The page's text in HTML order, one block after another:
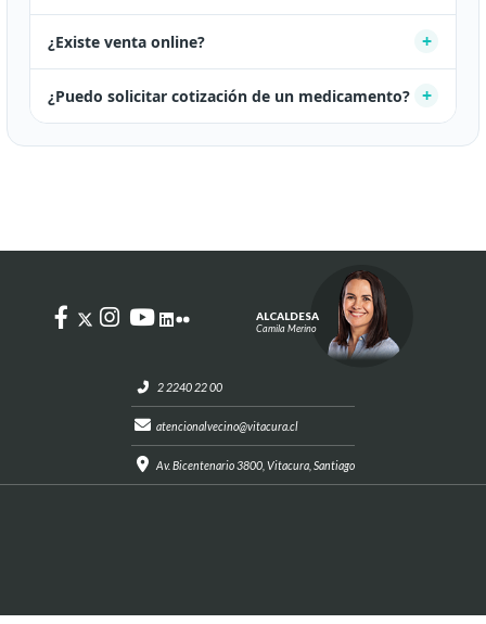
¿Existe venta online?
¿Puedo solicitar cotización de un medicamento?
2 2240 22 00
atencionalvecino@vitacura.cl
Av. Bicentenario 3800, Vitacura, Santiago
ALCALDESA
Camila Merino